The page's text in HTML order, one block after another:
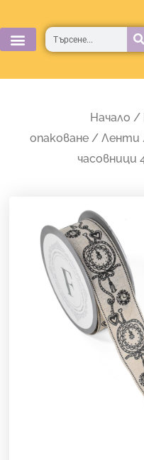
to
content
Търсене
Начало /
опаковане / Ленти
часовници